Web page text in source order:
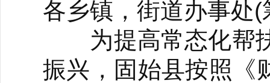
各乡镇，街道办事处
为提高常态化帮扶
振兴，固始县按照《